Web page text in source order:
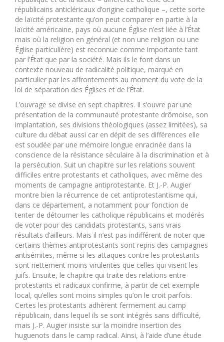
républicains anticléricaux d’origine catholique –, cette sorte
de laïcité protestante qu’on peut comparer en partie à la
laïcité américaine, pays où aucune Église n’est liée à l’État
mais où la religion en général (et non une religion ou une
Église particulière) est reconnue comme importante tant
par l’État que par la société. Mais ils le font dans un
contexte nouveau de radicalité politique, marqué en
particulier par les affrontements au moment du vote de la
loi de séparation des Églises et de l’État.
L’ouvrage se divise en sept chapitres. Il s’ouvre par une
présentation de la communauté protestante drômoise, son
implantation, ses divisions théologiques (assez limitées), sa
culture du débat aussi car en dépit de ses différences elle
est soudée par une mémoire longue enracinée dans la
conscience de la résistance séculaire à la discrimination et à
la persécution. Suit un chapitre sur les relations souvent
difficiles entre protestants et catholiques, avec même des
moments de campagne antiprotestante. Et J.-P. Augier
montre bien la récurrence de cet antiprotestantisme qui,
dans ce département, a notamment pour fonction de
tenter de détourner les catholique républicains et modérés
de voter pour des candidats protestants, sans vrais
résultats d’ailleurs. Mais il n’est pas indifférent de noter que
certains thèmes antiprotestants sont repris des campagnes
antisémites, même si les attaques contre les protestants
sont nettement moins virulentes que celles qui visent les
juifs. Ensuite, le chapitre qui traite des relations entre
protestants et radicaux confirme, à partir de cet exemple
local, qu’elles sont moins simples qu’on le croit parfois.
Certes les protestants adhèrent fermement au camp
républicain, dans lequel ils se sont intégrés sans difficulté,
mais J.-P. Augier insiste sur la moindre insertion des
huguenots dans le camp radical. Ainsi, à l’aide d’une étude